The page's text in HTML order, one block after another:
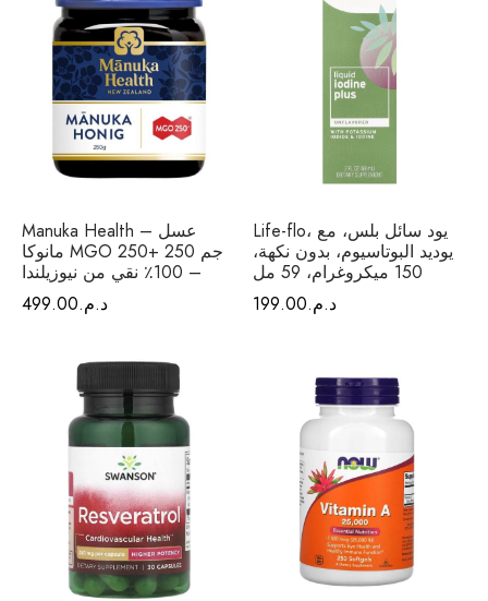
Manuka Health – عسل
مانوكا MGO 250+ 250 جم
– 100٪ نقي من نيوزيلندا
د.م.499.00
Life-flo، يود سائل بلس، مع
يوديد البوتاسيوم، بدون نكهة،
150 ميكروغرام، 59 مل
د.م.199.00